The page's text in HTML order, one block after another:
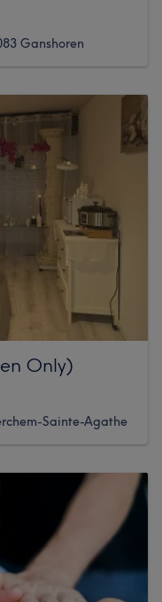
Ganshoren
Only)
Sainte-Agathe